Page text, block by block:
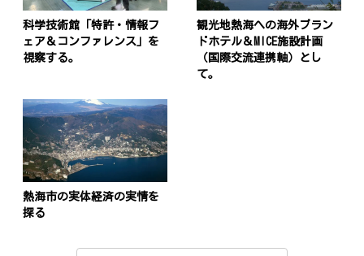
科学技術館「特許・情報フ
ェア＆コンファレンス」を
視察する。
観光地熱海への海外ブラン
ドホテル＆MICE施設計画
（国際交流連携軸）とし
て。
熱海市の実体経済の実情を
探る